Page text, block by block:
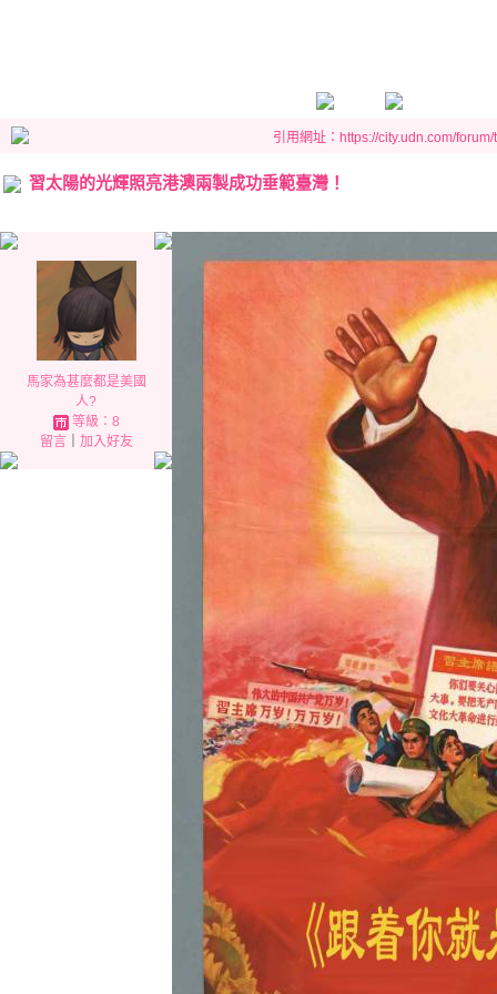
引用網址：https://city.udn.com/
習太陽的光輝照亮港澳兩製成功垂範臺灣！
馬家為甚麼都是美國
人?
等級：8
留言｜ 加入好友